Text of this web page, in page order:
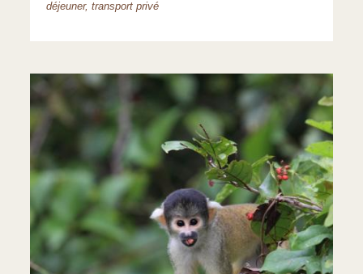
déjeuner, transport privé